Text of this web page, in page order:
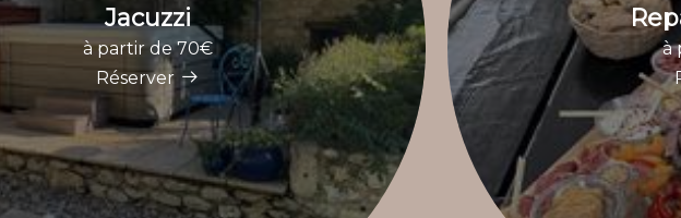
Jacuzzi
à partir de 70€
Réserver
à